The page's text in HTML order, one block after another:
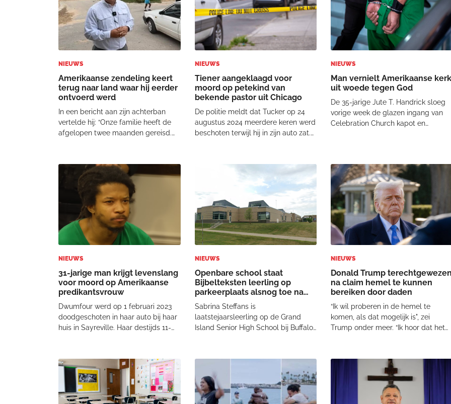
NIEUWS
Amerikaanse zendeling keert
terug naar land waar hij eerder
ontvoerd werd
In een bericht aan zijn achterban
vertelde hij: “Onze familie heeft de
afgelopen twee maanden gereisd.
zouden daar een
zendingsconferentie bezoeken. We
wilden dat die reis door zou ga
NIEUWS
Tiener aangeklaagd voor
moord op petekind van
bekende pastor uit Chicago
De politie meldt dat Tucker op 24
augustus 2024 meerdere keren werd
beschoten terwijl hij in zijn auto zat.
bekendgemaakt. De verdachte, die
op dat moment nog minderjarig was,
NIEUWS
Man vernielt Amerikaanse
uit woede tegen God
De 35-jarige Jute T. Handrick sloeg
vorige week de glazen ingang van
Celebration Church kapot en
tekst: “Tell Jesus I said f--- you and
who U wi
NIEUWS
31-jarige man krijgt levenslang
voor moord op Amerikaanse
predikantsvrouw
Dwumfour werd op 1 februari 2023
doodgeschoten in haar auto bij haar
huis in Sayreville. Haar destijds 11-
dader schreef ze: 'Ik ben nog steeds
niet hersteld. Waarom hebt u mijn
moe
NIEUWS
Openbare school staat
Bijbelteksten leerling op
parkeerplaats alsnog toe na
dreigbrief
Sabrina Steffans is
laatstejaarsleerling op de Grand
Island Senior High School bij Buffalo
maakte. Twee van haar drie
ontwerpen, waarop kruisen en
Bijbelteksten zoals Johannes 14:6 en
Mat
NIEUWS
Donald Trump
na claim hemel te kunnen
bereiken door daden
“Ik wil proberen in de hemel te
komen, als dat mogelijk is", zei
Trump onder meer. “Ik hoor dat het
als ik in de hemel kan komen, dan
zal dit één van de redenen zijn.”
Evangelist